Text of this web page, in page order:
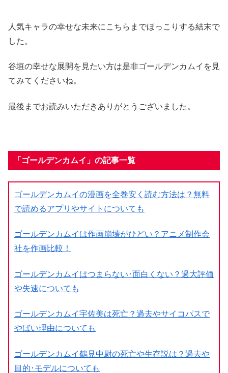
人気キャラの幸せな未来にこちらまでほっこりする結末で
した。
谷垣の幸せな展開を見たい方は是非ゴールデンカムイを見
てみてくださいね。
最後までお読みいただきありがとうございました。
「ゴールデンカムイ」の記事一覧
ゴールデンカムイの漫画を全巻安く読む方法は？無料
で読めるアプリやサイトについても
ゴールデンカムイは作画崩壊がひどい？アニメ制作会
社を作画比較！
ゴールデンカムイはつまらない･面白くない？過大評価
や失速についても
ゴールデンカムイ宇佐美は死亡？過去やサイコパスで
やばい理由についても
ゴールデンカムイ鶴見中尉の死亡や生存説は？過去や
目的･モデルについても